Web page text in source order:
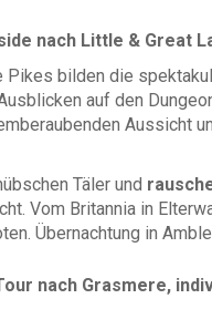
nach Little & Great
Pikes bilden die
auf den
Aussicht
Täler und
Vom Britannia in
Übernachtung in
nach Grasmere,